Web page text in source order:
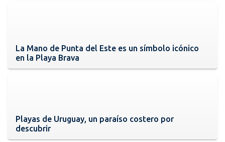
La Mano de Punta del Este es un símbolo icónico
en la Playa Brava
Playas de Uruguay, un paraíso costero por
descubrir